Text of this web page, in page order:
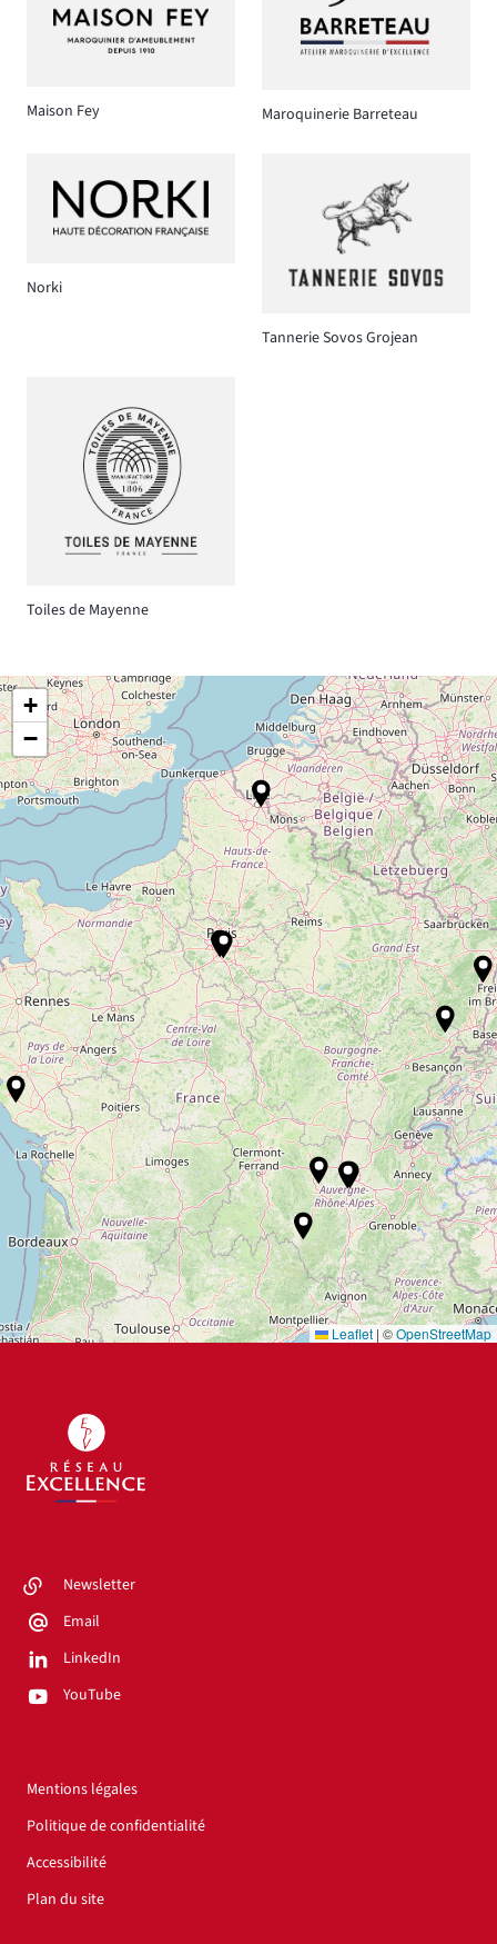
Maison Fey Maroquinerie Barreteau
Norki
Tannerie Sovos Grojean
Toiles de Mayenne
+
−
Leaflet | ©OpenStreetMap
Newsletter
Email
LinkedIn
YouTube
Mentions légales
Politique de confidentialité
Accessibilité
Plan du site